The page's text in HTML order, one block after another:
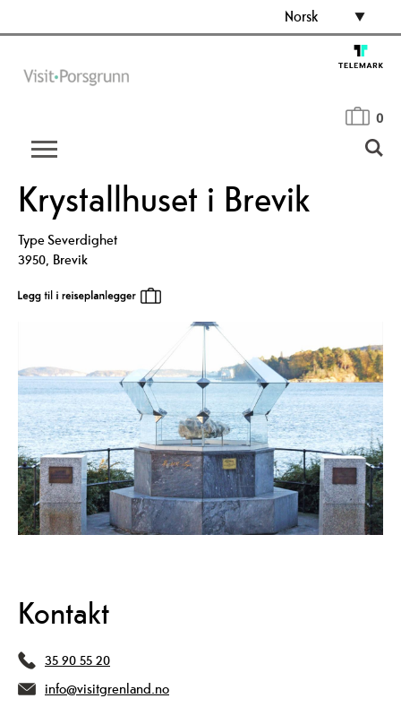
Norsk
0
Krystallhuset i Brevik
TypeSeverdighet
3950, Brevik
Kontakt
35 90 55 20
info@visitgrenland.no